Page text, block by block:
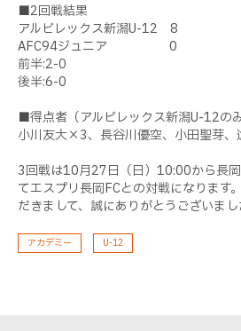
■2回戦結果
アルビレックス新潟U-12 8
AFC94ジュニア 0
前半:2-0
後半:6-0
■得点者（アルビレックス新潟U-12のみ
小川友大×3、長谷川優空、小田聖芽、
3回戦は10月27日（日）10:00から長
てエスプリ長岡FCとの対戦になります
だきまして、誠にありがとうございまし
アカデミー U-12